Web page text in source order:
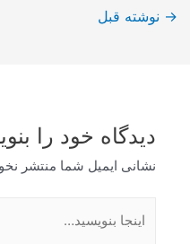
→ نوشته قبل
دیدگاه‌ خود را
نشانی ایمیل شما منتشر
بنویسید…